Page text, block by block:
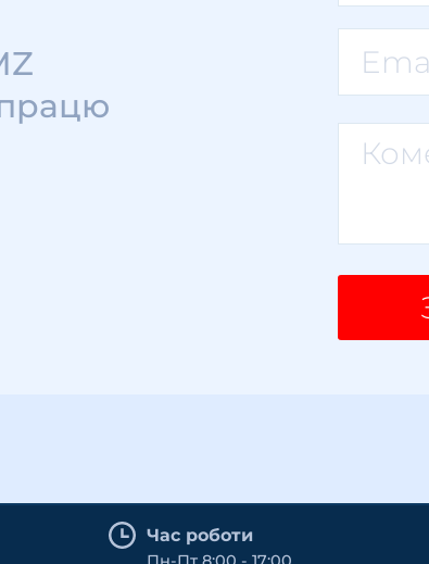
Час роботи